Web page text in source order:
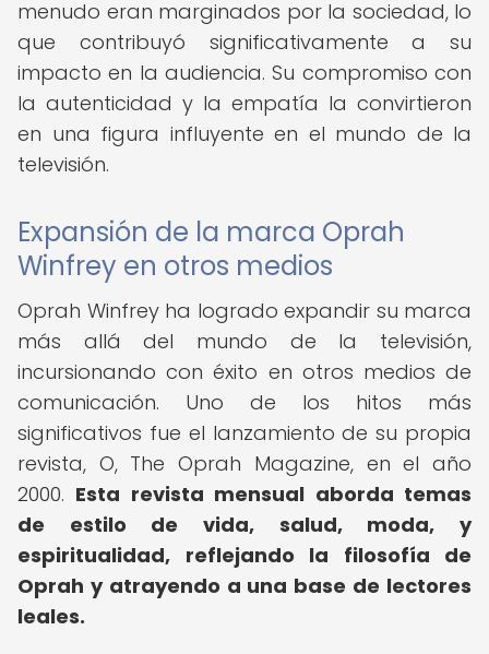
menudo eran marginados por la sociedad, lo
que contribuyó significativamente a su
impacto en la audiencia. Su compromiso con
la autenticidad y la empatía la convirtieron
en una figura influyente en el mundo de la
televisión.
Expansión de la marca Oprah
Winfrey en otros medios
Oprah Winfrey ha logrado expandir su marca
más allá del mundo de la televisión,
incursionando con éxito en otros medios de
comunicación. Uno de los hitos más
significativos fue el lanzamiento de su propia
revista, O, The Oprah Magazine, en el año
2000. Esta revista mensual aborda temas
de estilo de vida, salud, moda, y
espiritualidad, reflejando la filosofía de
Oprah y atrayendo a una base de lectores
leales.